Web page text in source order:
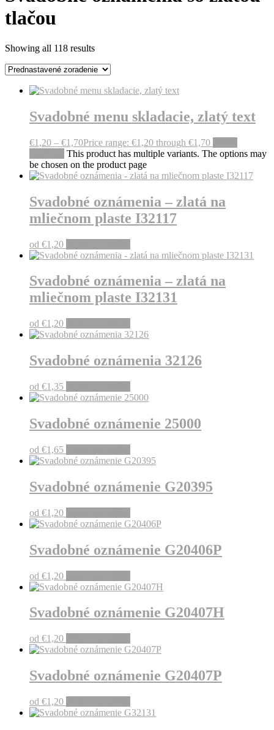
tlačou
Showing all 118 results
Svadobné menu skladacie, zlatý text
€1,20 – €1,70Price range: €1,20 through €1,70
This product has multiple variants. The options may
be chosen on the product page
Svadobné oznámenia – zlatá na
mliečnom plaste I32117
od €1,20
Svadobné oznámenia – zlatá na
mliečnom plaste I32131
od €1,20
Svadobné oznámenia 32126
od €1,35
Svadobné oznámenie 25000
od €1,65
Svadobné oznámenie G20395
od €1,20
Svadobné oznámenie G20406P
od €1,20
Svadobné oznámenie G20407H
od €1,20
Svadobné oznámenie G20407P
od €1,20